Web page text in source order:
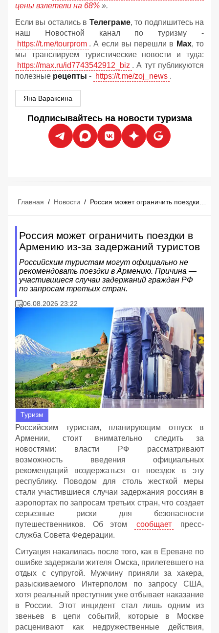
цены взлетели на 68% ».
Если вы остались в Телеграме, то подпишитесь на
наш Новостной канал по туризму -
https://t.me/tourprom . А если вы перешли в Мах, то
мы транслируем туристические новости и туда:
https://max.ru/id7743542912_biz . А тут публикуются
полезные рецепты - https://t.me/zoj_news .
Яна Вараксина
Подписывайтесь на новости туризма
Главная / Новости / Россия может ограничить поездки в Армению из-за задержаний туристов
Россия может ограничить поездки в
Армению из-за задержаний туристов
Российским туристам могут официально не
рекомендовать поездки в Армению. Причина —
участившиеся случаи задержаний граждан РФ
по запросам третьих стран.
06.08.2026 23:22
Туризм
Российским туристам, планирующим отпуск в
Армении, стоит внимательно следить за
новостями: власти РФ рассматривают
возможность введения официальных
рекомендаций воздержаться от поездок в эту
республику. Поводом для столь жесткой меры
стали участившиеся случаи задержания россиян в
аэропортах по запросам третьих стран, что создает
серьезные риски для безопасности
путешественников. Об этом
сообщает
пресс-
служба Совета Федерации.
Ситуация накалилась после того, как в Ереване по
ошибке задержали жителя Омска, прилетевшего на
отдых с супругой. Мужчину приняли за хакера,
разыскиваемого Интерполом по запросу США,
хотя реальный преступник уже отбывает наказание
в России. Этот инцидент стал лишь одним из
звеньев в цепи событий, которые в Москве
расценивают как недружественные действия,